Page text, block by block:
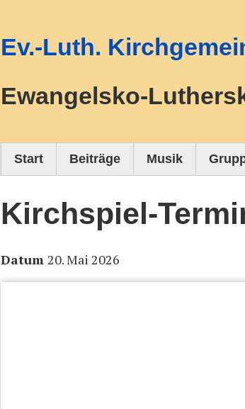
Ev.-Luth.
Ewangelsko-
Start Beiträge Musik
Kirchspiel-
Datum 20. Mai 2026